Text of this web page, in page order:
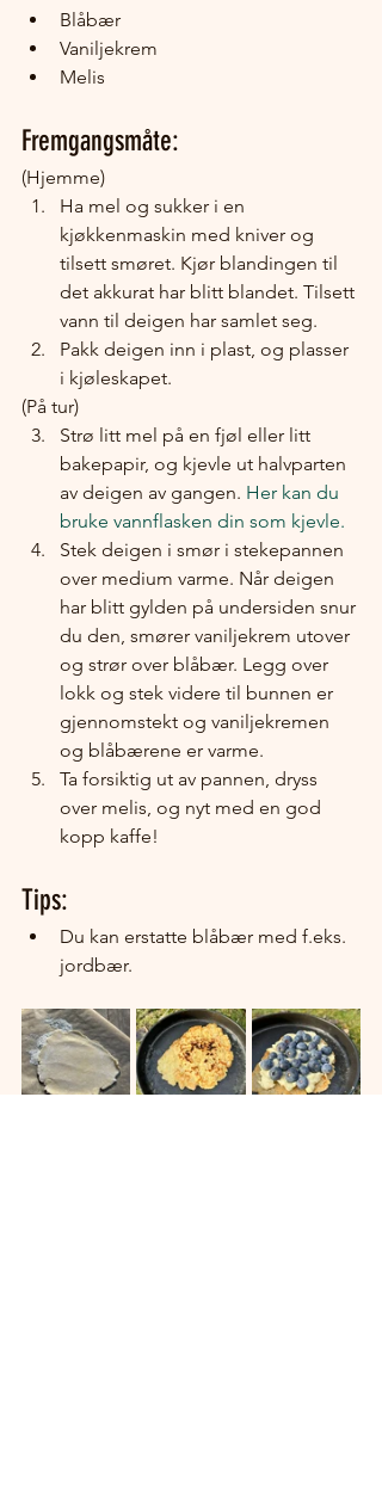
Blåbær
Vaniljekrem
Melis
Fremgangsmåte:
(Hjemme)
Ha mel og sukker i en
kjøkkenmaskin med kniver og
tilsett smøret. Kjør blandingen til
det akkurat har blitt blandet. Tilsett
vann til deigen har samlet seg.
Pakk deigen inn i plast, og plasser
i kjøleskapet.
(På tur)
Strø litt mel på en fjøl eller litt
bakepapir, og kjevle ut halvparten
av deigen av gangen. Her kan du
bruke vannflasken din som kjevle.
Stek deigen i smør i stekepannen
over medium varme. Når deigen
har blitt gylden på undersiden snur
du den, smører vaniljekrem utover
og strør over blåbær. Legg over
lokk og stek videre til bunnen er
gjennomstekt og vaniljekremen
og blåbærene er varme.
Ta forsiktig ut av pannen, dryss
over melis, og nyt med en god
kopp kaffe!
Tips:
Du kan erstatte blåbær med f.eks.
jordbær.